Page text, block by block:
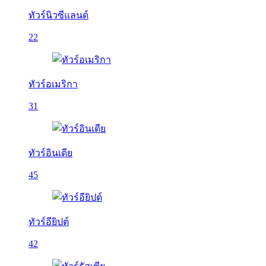
ทัวร์นิวซีแลนด์
22
ทัวร์อเมริกา
31
ทัวร์อินเดีย
45
ทัวร์อียิปต์
42